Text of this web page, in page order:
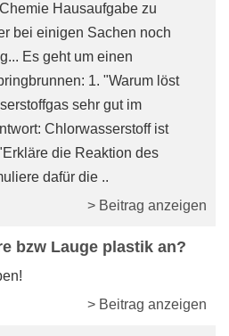
Hausaufgabe zu
bei einigen Sachen noch
Es geht um einen
1. "Warum löst
sehr gut im
Chlorwasserstoff ist
die Reaktion des
dafür die ..
> Beitrag anzeigen
bzw Lauge plastik an?
> Beitrag anzeigen